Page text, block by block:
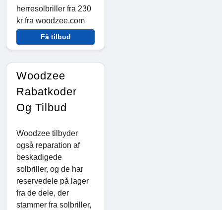
herresolbriller fra 230
kr fra woodzee.com
Få tilbud
Woodzee
Rabatkoder
Og Tilbud
Woodzee tilbyder
også reparation af
beskadigede
solbriller, og de har
reservedele på lager
fra de dele, der
stammer fra solbriller,